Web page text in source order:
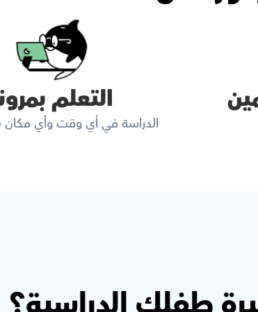
التعلم
الدراسة في أي وقت وأي